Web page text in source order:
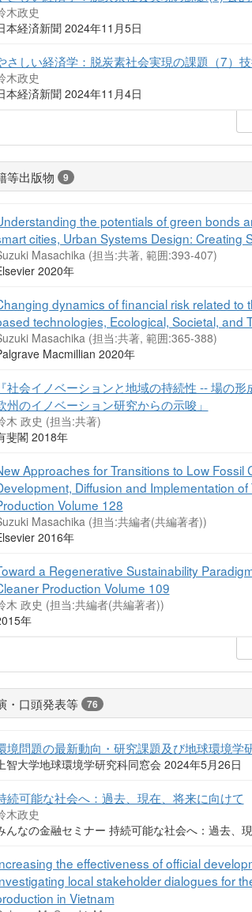
木政史
本経済新聞 2024年11月5日
さしい経済学：脱炭素社会実現の課題（7）
木政史
本経済新聞 2024年11月4日
等出版物 9
the potentials of green bonds
cities, Urban Systems Design: Creating
Masachika (担当:共著, 範囲:393-407)
2020年
dynamics of financial risk related
technologies, Ecological, Societal, and
Masachika (担当:共著, 範囲:365-388)
Macmillian 2020年
社会イノベーションと地域の持続性 -- 場の
州のイノベーション研究からの示唆」
木 政史 (担当:共著)
斐閣 2018年
Approaches for Transitions to Low
Diffusion and Implementation
Volume 128
Masachika (担当:共編者(共編著者))
2016年
a Regenerative Sustainability
Production Volume 109
木 政史 (担当:共編者(共編著者))
年
・口頭発表等 76
境問題の最新動向・研究課題及び地球環境学
智大学地球環境学研究科同窓会 2024年5月26日
続可能な社会へ：過去、現在、将来に向けて
木政史
んなの金融セミナー 持続可能な社会へ：過去、
the effectiveness of official
local stakeholder dialogues for
in Vietnam